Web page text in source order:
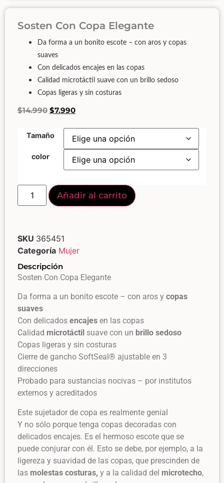
Sosten Con Copa Elegante
Da forma a un bonito escote – con aros y copas
suaves
Con delicados encajes en las copas
Calidad microtáctil suave con un brillo sedoso
Copas ligeras y sin costuras
$14.990 $7.990
Tamaño
color
Añadir al carrito
SKU 365451
Categoría Mujer
Descripción
Sosten Con Copa Elegante
Da forma a un bonito escote – con aros y copas
suaves
Con delicados encajes en las copas
Calidad microtáctil suave con un brillo sedoso
Copas ligeras y sin costuras
Cierre de gancho SoftSeal® ajustable en 3
direcciones
Probado para sustancias nocivas – por institutos
externos y acreditados
Este sujetador de copa es realmente genial
Y no sólo porque tenga copas decoradas con
delicados encajes. Es el hermoso escote que se
puede conjurar con él. Esto se debe, por ejemplo, a la
ligereza y suavidad de las copas, que prescinden de
las molestas costuras, y a la calidad del microtecho,